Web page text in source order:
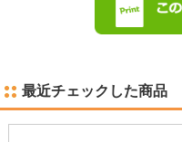
最近チェックした商品